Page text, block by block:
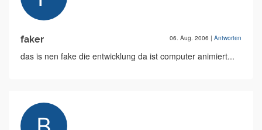
faker 06. Aug. 2006 | Antworten
das is nen fake die entwicklung da ist computer animiert...